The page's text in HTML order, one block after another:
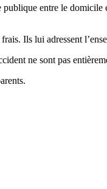
entre le
Ils lui adressent
ne sont pas